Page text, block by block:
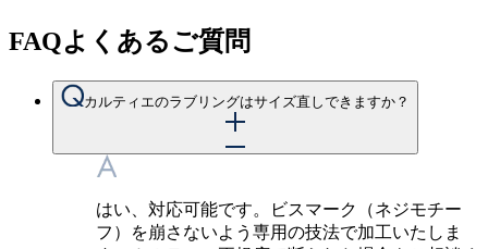
FAQよくあるご質問
カルティエのラブリングはサイズ直しできますか？
はい、対応可能です。ビスマーク（ネジモチー
フ）を崩さないよう専用の技法で加工いたしま